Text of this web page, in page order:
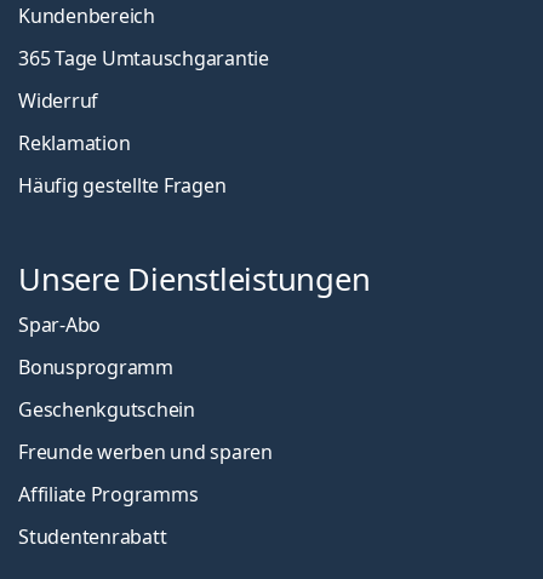
Kundenbereich
365 Tage Umtauschgarantie
Widerruf
Reklamation
Häufig gestellte Fragen
Unsere Dienstleistungen
Spar-Abo
Bonusprogramm
Geschenkgutschein
Freunde werben und sparen
Affiliate Programms
Studentenrabatt